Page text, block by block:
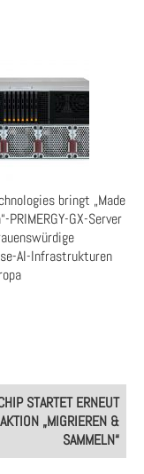
bringt „Made
PRIMERGY-GX-Server
AI-Infrastrukturen
STARTET ERNEUT
„MIGRIEREN &
SAMMELN“